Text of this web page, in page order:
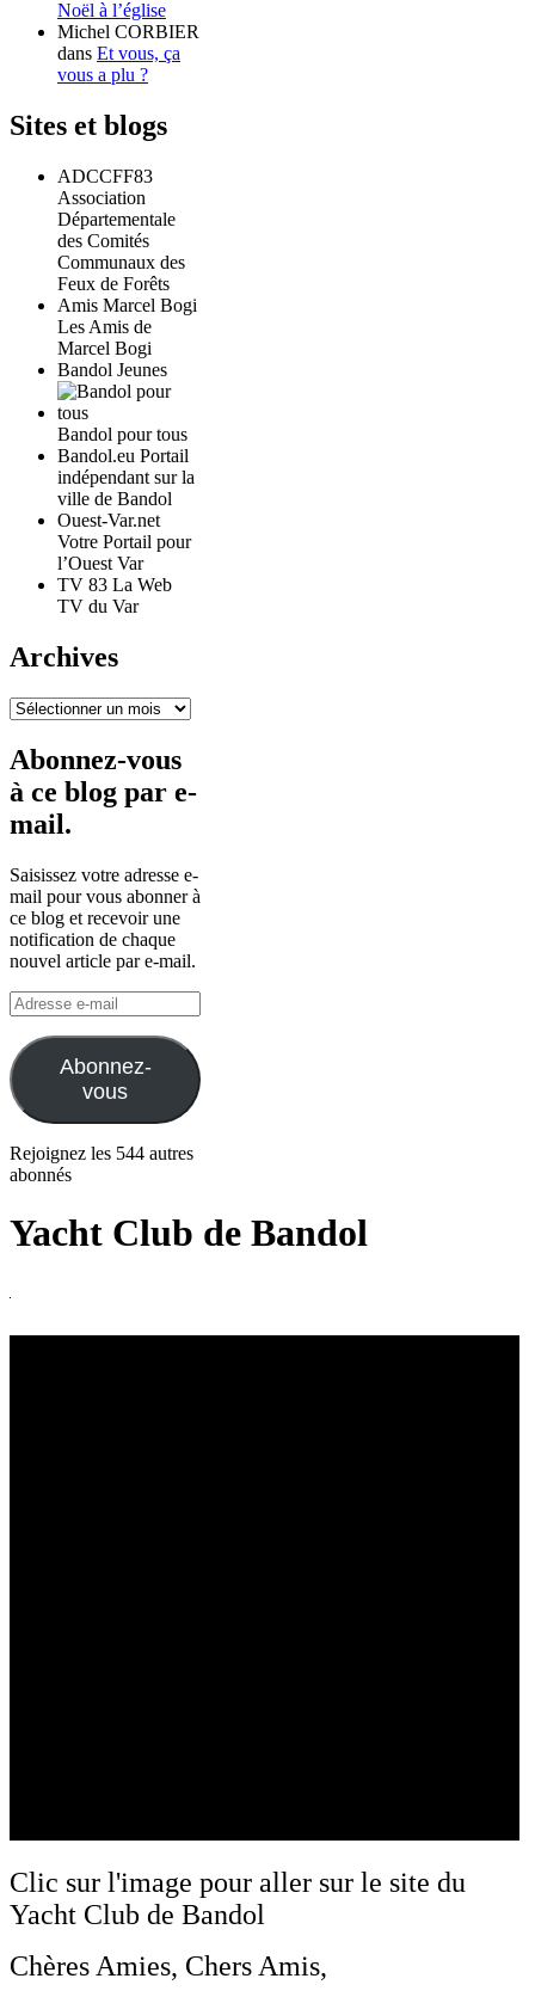
Noël à l’église
Michel CORBIER
dans Et vous, ça
vous a plu ?
Sites et blogs
ADCCFF83
Association
Départementale
des Comités
Communaux des
Feux de Forêts
Amis Marcel Bogi
Les Amis de
Marcel Bogi
Bandol Jeunes
Bandol pour tous
Bandol.eu Portail
indépendant sur la
ville de Bandol
Ouest-Var.net
Votre Portail pour
l’Ouest Var
TV 83 La Web
TV du Var
Archives
Archives
Abonnez-vous
à ce blog par e-
mail.
Saisissez votre adresse e-
mail pour vous abonner à
ce blog et recevoir une
notification de chaque
nouvel article par e-mail.
Adresse
e-
mail
Abonnez-
vous
Rejoignez les 544 autres
abonnés
Yacht Club de Bandol
Clic sur l'image pour aller sur le site du
Yacht Club de Bandol
Chères Amies, Chers Amis,